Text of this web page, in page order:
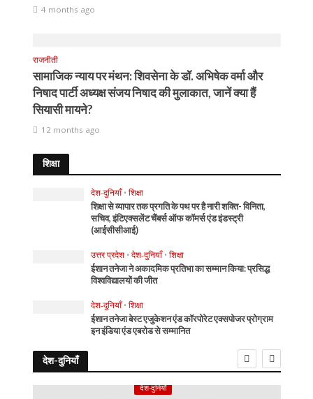
4 months ago
राजनीती
सामाजिक न्याय पर मंथन: शिवसेना के डॉ. अभिषेक वर्मा और
निषाद पार्टी अध्यक्ष संजय निषाद की मुलाकात, जानें क्या हैं
सियासी मायने?
12 months ago
शिक्षा
देश-दुनियाँ • शिक्षा
शिक्षा से व्यापार तक प्रगति के पथ पर है नारी शक्ति- विनिता,
सचिव, इंटिएक्सलेंट चैंबर्स ऑफ कॉमर्स एंड इंडस्ट्री
(आईसीसीआई)
उत्तर प्रदेश • देश-दुनियाँ • शिक्षा
ईशान तनेजा ने अकादमिक प्रतिभा का सम्मान किया: प्रसिद्ध
विश्वविद्यालयों की जीत
देश-दुनियाँ • शिक्षा
ईशान तनेजा बेस्ट एजुकेशन एंड कॉरपोरेट एक्सपोजर प्रोग्राम
इन इंडिया एंड एबरोड से सम्मानित
देश-दुनियाँ
देश-दुनियाँ